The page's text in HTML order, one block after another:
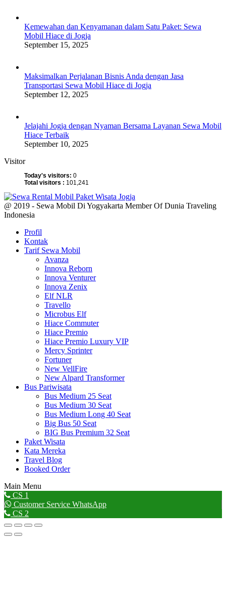
Kemewahan dan Kenyamanan dalam Satu Paket: Sewa
Mobil Hiace di Jogja
September 15, 2025
Maksimalkan Perjalanan Bisnis Anda dengan Jasa
Transportasi Sewa Mobil Hiace di Jogja
September 12, 2025
Jelajahi Jogja dengan Nyaman Bersama Layanan Sewa Mobil
Hiace Terbaik
September 10, 2025
Visitor
Today's visitors: 0
Total visitors : 101,241
@ 2019 - Sewa Mobil Di Yogyakarta Member Of Dunia Traveling
Indonesia
Profil
Kontak
Tarif Sewa Mobil
Avanza
Innova Reborn
Innova Venturer
Innova Zenix
Elf NLR
Travello
Microbus Elf
Hiace Commuter
Hiace Premio
Hiace Premio Luxury VIP
Mercy Sprinter
Fortuner
New VellFire
New Alpard Transformer
Bus Pariwisata
Bus Medium 25 Seat
Bus Medium 30 Seat
Bus Medium Long 40 Seat
Big Bus 50 Seat
BIG Bus Premium 32 Seat
Paket Wisata
Kata Mereka
Travel Blog
Booked Order
Main Menu
Go
to
Top
CS 1
Customer Service WhatsApp
CS 2